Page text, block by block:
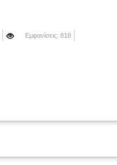
Εμφανίσεις: 818